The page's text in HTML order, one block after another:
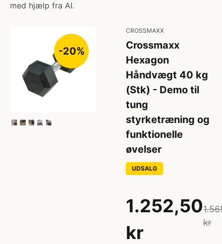
med hjælp fra AI.
-20%
CROSSMAXX
Crossmaxx
Hexagon
Håndvægt 40 kg
(Stk) - Demo til
tung
styrketræning og
funktionelle
øvelser
UDSALG
1.252,50
kr
kr